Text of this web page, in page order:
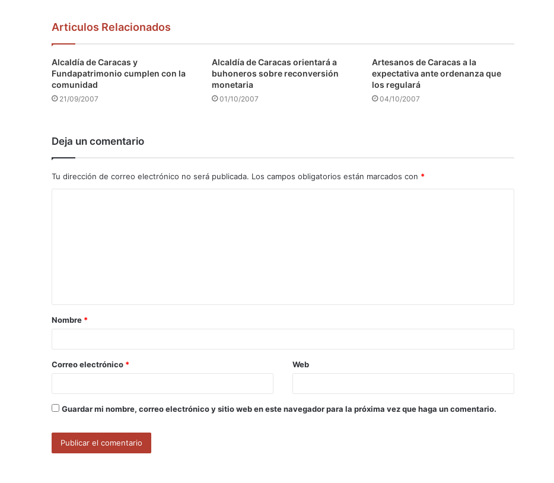
Articulos Relacionados
Alcaldía de Caracas y
Fundapatrimonio cumplen con la
comunidad
21/09/2007
Alcaldía de Caracas orientará a
buhoneros sobre reconversión
monetaria
01/10/2007
Artesanos de Caracas a la
expectativa ante ordenanza que
los regulará
04/10/2007
Deja un comentario
Tu dirección de correo electrónico no será publicada. Los campos obligatorios están marcados con *
a
r
*
Nombre *
Correo electrónico * Web
Guardar mi nombre, correo electrónico y sitio web en este navegador para la próxima vez que haga un comentario.